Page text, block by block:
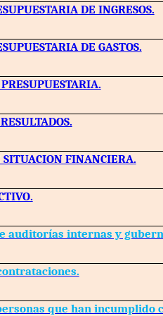
DE INGRESOS.
DE GASTOS.
SITUACION FINANCIERA.
auditorías internas y
que han incumplido